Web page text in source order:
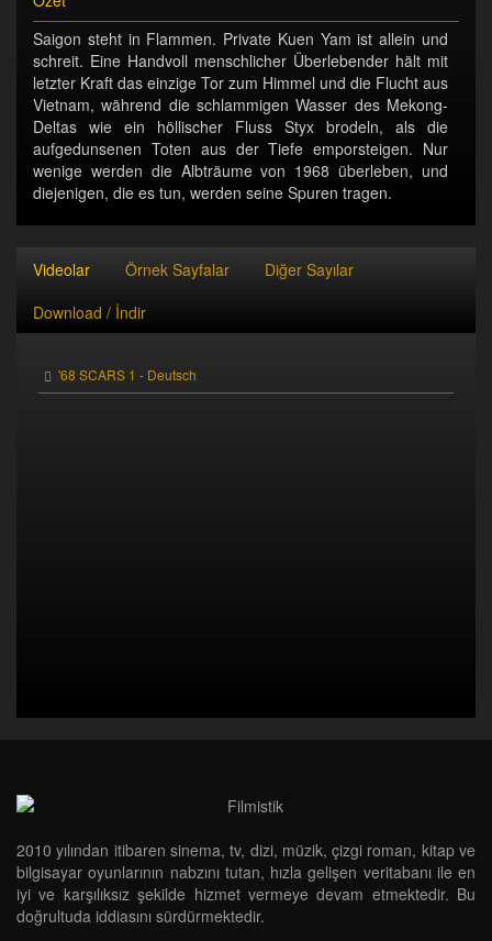
Saigon steht in Flammen. Private Kuen Yam ist allein und
schreit. Eine Handvoll menschlicher Überlebender hält mit
letzter Kraft das einzige Tor zum Himmel und die Flucht aus
Vietnam, während die schlammigen Wasser des Mekong-
Deltas wie ein höllischer Fluss Styx brodeln, als die
aufgedunsenen Toten aus der Tiefe emporsteigen. Nur
wenige werden die Albträume von 1968 überleben, und
diejenigen, die es tun, werden seine Spuren tragen.
Videolar Örnek Sayfalar
Diğer Sayılar
Download / İndir
'68 SCARS 1 - Deutsch
2010 yılından itibaren sinema, tv, dizi, müzik, çizgi roman, kitap ve
bilgisayar oyunlarının nabzını tutan, hızla gelişen veritabanı ile en
iyi ve karşılıksız şekilde hizmet vermeye devam etmektedir. Bu
doğrultuda iddiasını sürdürmektedir.